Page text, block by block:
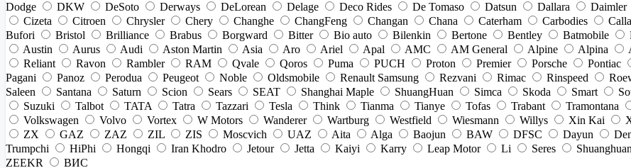
Dodge
DKW DeSoto Derways DeLorean Delage Deco Rides De Tomaso Datsun Dallara Daimler
Cizeta
Citroen Chrysler Chery Changhe ChangFeng Changan Chana Caterham Carbodies
Bufori
Bristol Brilliance Brabus Borgward Bitter Bio auto Bilenkin Bertone Bentley Batmobile
Austin
Aurus Audi Aston Martin Asia Aro Ariel Apal AMC AM General Alpine Alpina
Reliant
Ravon Rambler RAM Qvale Qoros Puma PUCH Proton Premier Porsche Pontiac
Pagani
Panoz Perodua Peugeot Noble Oldsmobile Renault Samsung Rezvani Rimac Rinspeed
Saleen
Santana Saturn Scion Sears SEAT Shanghai Maple ShuangHuan Simca Skoda Smart
Suzuki
Talbot TATA Tatra Tazzari Tesla Think Tianma Tianye Tofas Trabant Tramontana
Volkswagen
Volvo Vortex W Motors Wanderer Wartburg Westfield Wiesmann Willys Xin Kai
ZX
GAZ ZAZ ZIL ZIS Moscvich UAZ Aita Alga Baojun BAW DFSC Dayun
Trumpchi
HiPhi Hongqi Iran Khodro Jetour Jetta Kaiyi Karry Leap Motor Li Seres Shuanghuan
ZEEKR
ВИС